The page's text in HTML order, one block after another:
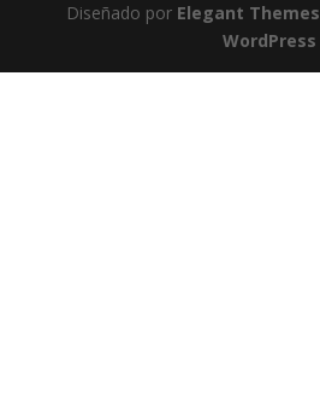
Diseñado por Elegant Themes
WordPress